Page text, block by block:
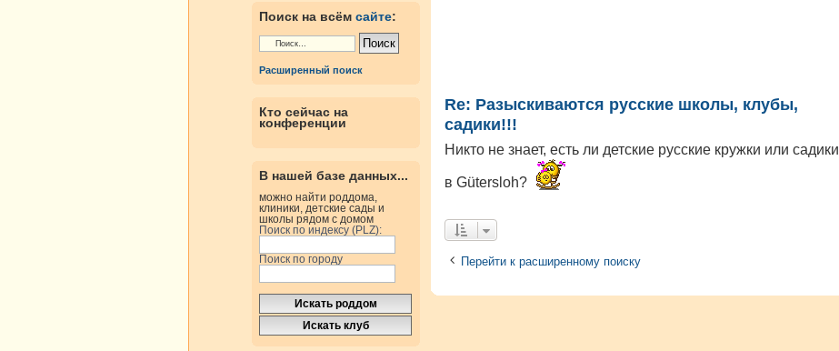
Поиск на всём сайте:
Расширенный поиск
Кто сейчас на
конференции
В нашей базе данных...
можно найти роддома,
клиники, детские сады и
школы рядом с домом
Поиск по индексу (PLZ):
Поиск по городу
Re: Разыскиваются русские школы, клубы,
садики!!!
Никто не знает, есть ли детские русские кружки или садики
в Gütersloh?
Перейти к расширенному поиску